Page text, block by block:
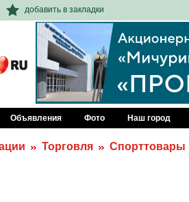
добавить в закладки
Объявления Фото Наш город
Торговля Спорттовары